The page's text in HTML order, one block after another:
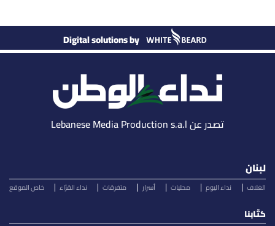
Digital solutions by
تصدر عن Lebanese Media Production s.a.l
لبنان
الغلاف نداء اليوم محليات أسرار متفرقات نداء القرّاء خاص الموقع
كتّابنا